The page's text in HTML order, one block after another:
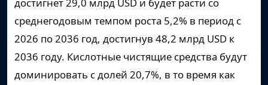
среднегодовым темпом роста 5,2% в период с
2026 по 2036 год, достигнув 48,2 млрд USD к
2036 году. Кислотные чистящие средства будут
доминировать с долей 20,7%, в то время как